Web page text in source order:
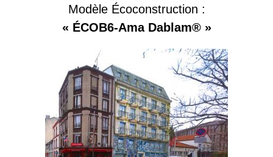
Modèle Écoconstruction :
« ÉCOB6-Ama Dablam® »